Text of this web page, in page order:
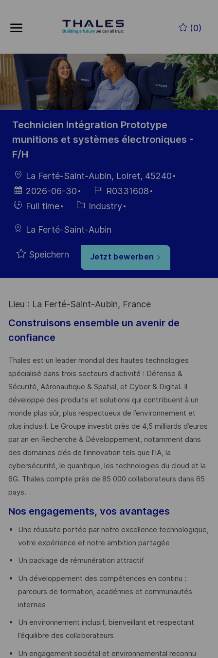
(0)
-
Technicien Intégration Prototype
munitions et systèmes électroniques -
F/H
Ort
La Ferté-Saint-Aubin, Loiret, 45240
Datum der
Veröffentlichung
2026-06-30
Job-
ID
R0331608
Einstellunngstyp
Full time Kategorie
Industry
La Ferté-Saint-Aubin
Speichern Jetzt bewerben
Lieu : La Ferté-Saint-Aubin, France
Construisons ensemble un avenir de
confiance
Thales est un leader mondial des hautes technologies
spécialisé dans trois secteurs d’activité : Défense &
Sécurité, Aéronautique & Spatial, et Cyber & Digital. Il
développe des produits et solutions qui contribuent à un
monde plus sûr, plus respectueux de l’environnement et
plus inclusif. Le Groupe investit près de 4,5 milliards d’euros
par an en Recherche & Développement, notamment dans
des domaines clés de l’innovation tels que l’IA, la
cybersécurité, le quantique, les technologies du cloud et la
6G. Thales compte près de 85 000 collaborateurs dans 65
pays. ​
Nos engagements, vos avantages
Une réussite portée par notre excellence technologique,
votre expérience et notre ambition partagée
Un package de rémunération attractif
Un développement des compétences en continu :
parcours de formation, académies et communautés
internes
Un environnement inclusif, bienveillant et respectant
l’équilibre des collaborateurs
Un engagement sociétal et environnemental reconnu